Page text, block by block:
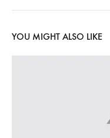
YOU MIGHT ALSO LIKE